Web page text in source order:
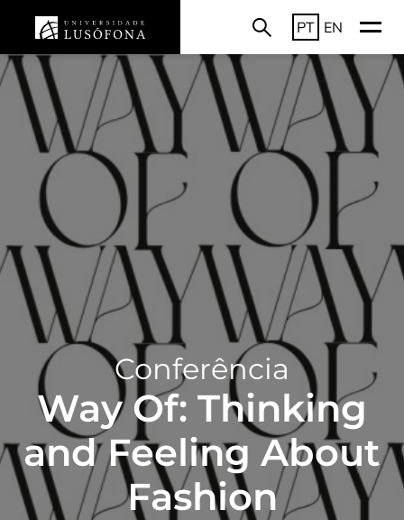
PT EN
Conferência
Way Of: Thinking
and Feeling About
Fashion